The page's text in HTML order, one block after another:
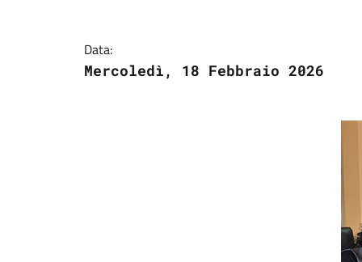
Data:
Mercoledì, 18 Febbraio 2026